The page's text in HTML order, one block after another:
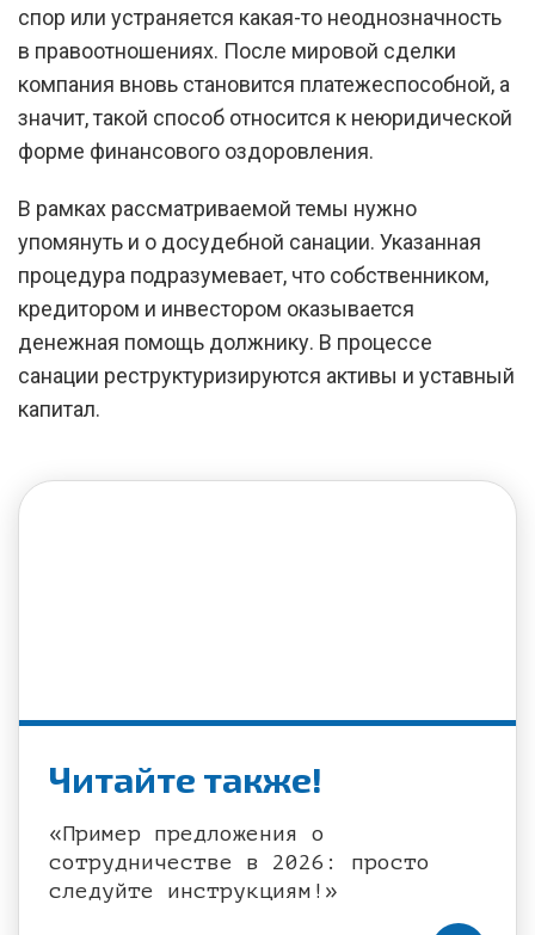
спор или устраняется какая-то неоднозначность
в правоотношениях. После мировой сделки
компания вновь становится платежеспособной, а
значит, такой способ относится к неюридической
форме финансового оздоровления.
В рамках рассматриваемой темы нужно
упомянуть и о досудебной санации. Указанная
процедура подразумевает, что собственником,
кредитором и инвестором оказывается
денежная помощь должнику. В процессе
санации реструктуризируются активы и уставный
капитал.
Читайте также!
«Пример предложения о
сотрудничестве в 2026: просто
следуйте инструкциям!»